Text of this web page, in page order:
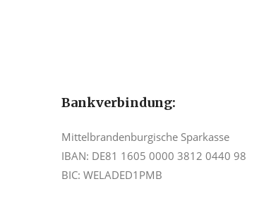
Bankverbindung:
Mittelbrandenburgische Sparkasse
IBAN: DE81 1605 0000 3812 0440 98
BIC: WELADED1PMB